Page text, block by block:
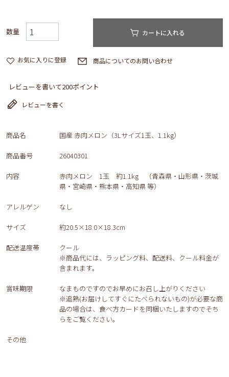
お気に入りに登録
カートに入れる
商品についてのお問い合わせ
レビューを書いて200ポイント
レビューを書く
商品名 国産 赤肉メロン（3Lサイズ1玉、1.1kg）
商品番号 26040301
内容
赤肉メロン 1玉 約1.1kg （青森県・山形県・茨城
県・宮崎県・熊本県・高知県 等）
アレルゲン なし
サイズ 約20.5×18.0×18.3cm
配送温度帯
クール
※商品代には、ラッピング料、配送料、クール料金が
含まれます。
賞味期限
なまものですのでお早めにお召し上がりください
※追熟(お届けしてすぐにたべられないもの)が必要な商
品の場合は、食べ方カードを同梱いたしますのでそち
らをご覧ください。
その他